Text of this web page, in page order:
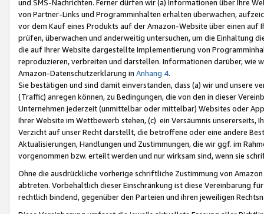
und SMS-Nachrichten. Ferner dürfen wir (a) Informationen über Ihre
von Partner-Links und Programminhalten erhalten überwachen,
vor dem Kauf eines Produkts auf der Amazon-Website über einen
prüfen, überwachen und anderweitig untersuchen, um die Einhaltung
die auf Ihrer Website dargestellte Implementierung von
reproduzieren, verbreiten und darstellen. Informationen darüber, wie
Amazon-Datenschutzerklärung in Anhang 4.
Sie bestätigen und sind damit einverstanden, dass (a) wir und
(Traffic) anregen können, zu Bedingungen, die von den in dieser
Unternehmen jederzeit (unmittelbar oder mittelbar) Websites oder
Ihrer Website im Wettbewerb stehen, (c) ein Versäumnis unsererseits,
Verzicht auf unser Recht darstellt, die betroffene oder eine andere
Aktualisierungen, Handlungen und Zustimmungen, die wir ggf. im
vorgenommen bzw. erteilt werden und nur wirksam sind, wenn sie
Ohne die ausdrückliche vorherige schriftliche Zustimmung von
abtreten. Vorbehaltlich dieser Einschränkung ist diese Vereinbarung
rechtlich bindend, gegenüber den Parteien und ihren jeweiligen